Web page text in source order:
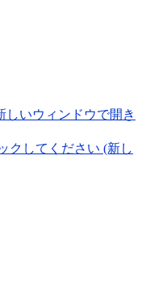
しいウィンドウで開き
クしてください (新し